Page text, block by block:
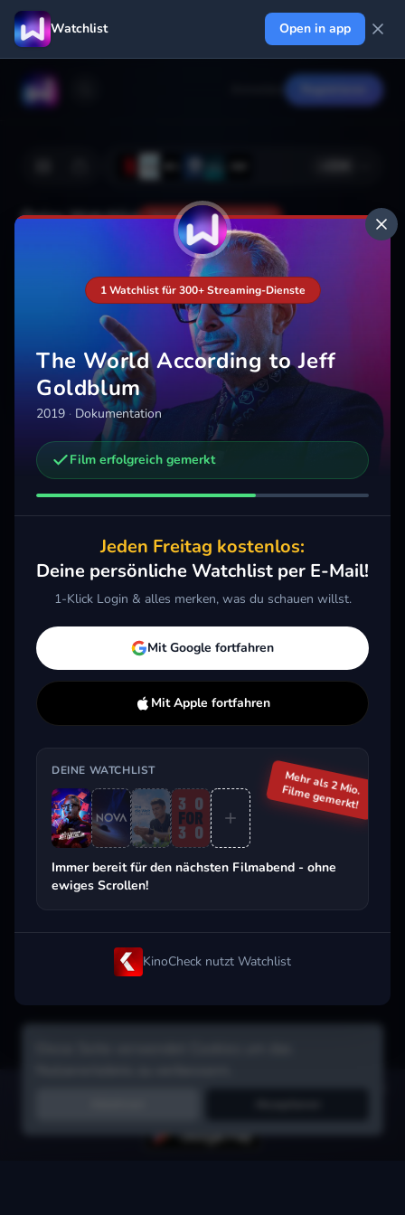
Watchlist Open in app
Deine Watchlist Noch nicht gespeichert
Hinzufügen
Weitere Trailer, die dich interessieren könnten
Welcome to Earth
2021 · Dokumentation
Mehr
Beliebt beim Streaming
Filme in Sekunden merken, Tipps von
1 Watchlist für 300+ Streaming-Dienste
The World According to Jeff
Goldblum
2019 · Dokumentation
Film erfolgreich gemerkt
Jeden Freitag kostenlos:
Deine persönliche Watchlist per E-Mail!
1-Klick Login & alles merken, was du schauen willst.
Mit Google fortfahren
Mit Apple fortfahren
DEINE WATCHLIST
Immer bereit für den nächsten Filmabend - ohne
ewiges Scrollen!
Mehr als 2 Mio.
Filme gemerkt!
KinoCheck nutzt Watchlist